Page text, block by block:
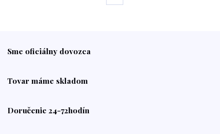
Sme oficiálny dovozca
Tovar máme skladom
Doručenie 24-72hodín